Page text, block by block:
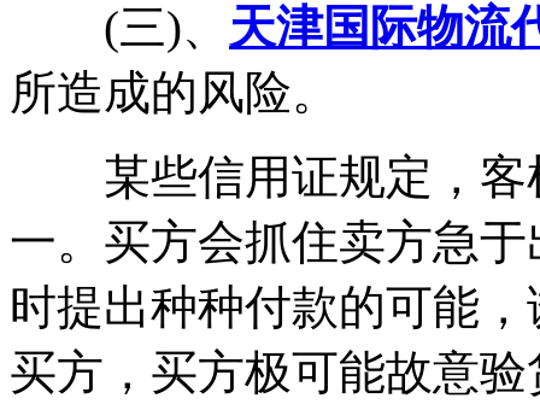
(三)、 天津国际物流
所造成的风险。
某些信用证规定，客
一。买方会抓住卖方急
时提出种种付款的可能
买方，买方极可能故意